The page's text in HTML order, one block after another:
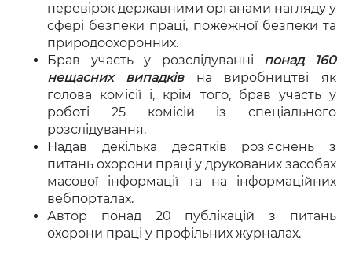
перевірок державними органами нагляду у
сфері безпеки праці, пожежної безпеки та
природоохоронних.
Брав участь у розслідуванні понад 160
нещасних випадківна виробництві як
голова комісії і, крім того, брав участь у
роботі 25 комісій із спеціального
розслідування.
Надав декілька десятків роз'яснень з
питань охорони праці у друкованих засобах
масової інформації та на інформаційних
вебпорталах.
Автор понад 20 публікацій з питань
охорони праці у профільних журналах.